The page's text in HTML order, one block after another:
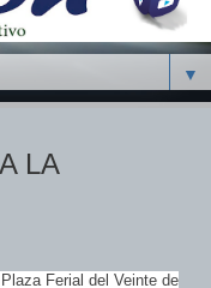
▼
LA
Ferial del Veinte de